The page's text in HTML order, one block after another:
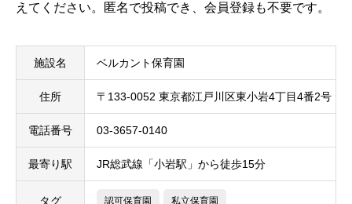
えてください。匿名で投稿でき、会員登録も不要です。
施設名 ベルカント保育園
住所 〒133-0052 東京都江戸川区東小岩4丁目4番2号
電話番号 03-3657-0140
最寄り駅 JR総武線「小岩駅」から徒歩15分
タグ 認可保育園 私立保育園